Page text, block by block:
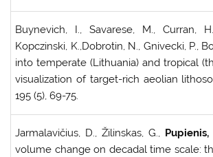
Buynevich, I., Savarese, M., Curran,
Kopczinski, K.,Dobrotin, N., Gnivecki, P.,
into temperate (Lithuania) and tropical
visualization of target-rich aeolian
195 (5), 69-75.
Jarmalavičius, D., Žilinskas, G., Pupienis,
volume change on decadal time scale: